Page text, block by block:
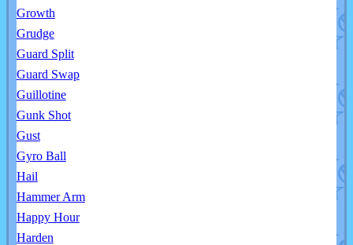
Growth
Grudge
Guard Split
Guard Swap
Guillotine
Gunk Shot
Gust
Gyro Ball
Hail
Hammer Arm
Happy Hour
Harden